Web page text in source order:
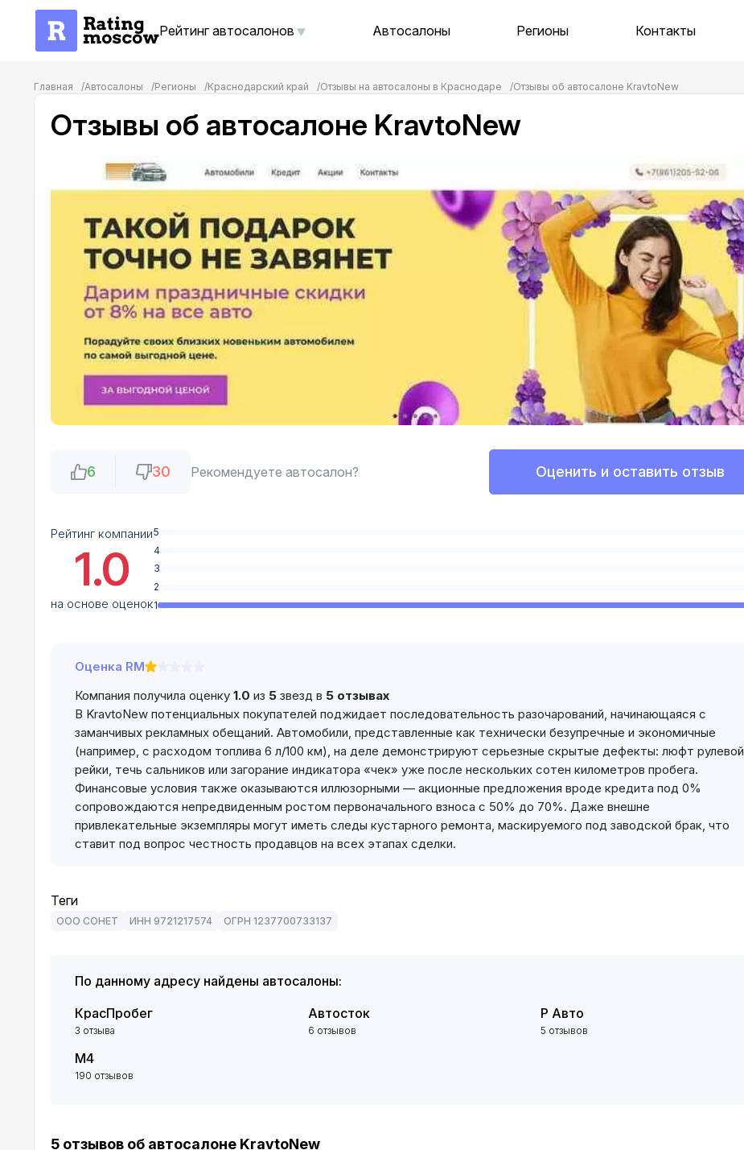
Рейтинг автосалонов Автосалоны Регионы Контакты
Главная Автосалоны Регионы Краснодарский край Отзывы на автосалоны в Краснодаре Отзывы об автосалоне KravtoNew
Отзывы об автосалоне KravtoNew
6 30 Рекомендуете автосалон? Оценить и оставить отзыв
Рейтинг компании
1.0
на основе оценок
5
4
3
2
1
Оценка RM
Компания получила оценку 1.0 из 5 звезд в 5 отзывах
В KravtoNew потенциальных покупателей поджидает последовательность разочарований, начинающаяся с
заманчивых рекламных обещаний. Автомобили, представленные как технически безупречные и экономичные
(например, с расходом топлива 6 л/100 км), на деле демонстрируют серьезные скрытые дефекты: люфт рулевой
рейки, течь сальников или загорание индикатора «чек» уже после нескольких сотен километров пробега.
Финансовые условия также оказываются иллюзорными — акционные предложения вроде кредита под 0%
сопровождаются непредвиденным ростом первоначального взноса с 50% до 70%. Даже внешне
привлекательные экземпляры могут иметь следы кустарного ремонта, маскируемого под заводской брак, что
ставит под вопрос честность продавцов на всех этапах сделки.
Теги
ООО СОНЕТ ИНН 9721217574 ОГРН 1237700733137
По данному адресу найдены автосалоны:
КрасПробег
3 отзыва
Автосток
6 отзывов
Р Авто
5 отзывов
М4
190 отзывов
5 отзывов об автосалоне KravtoNew